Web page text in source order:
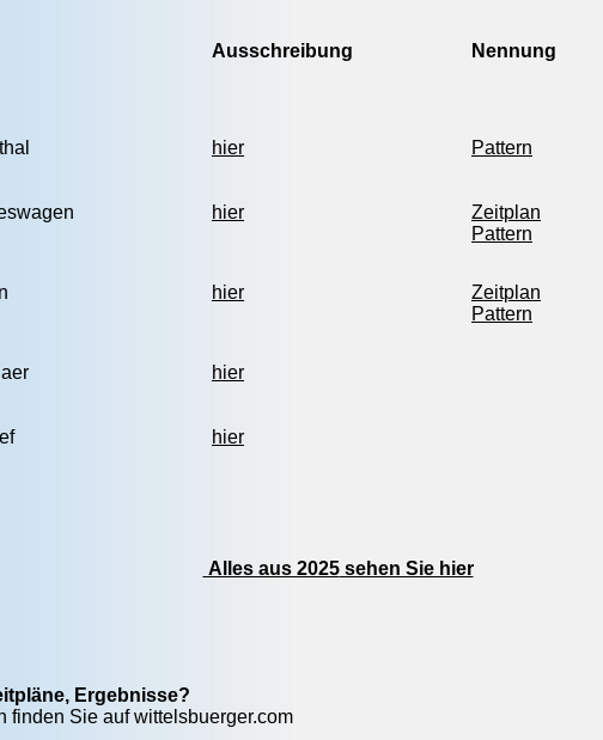
Ausschreibung Nennung
hier Pattern
hier
Zeitplan
Pattern
hier
Zeitplan
Pattern
hier
hier
Alles aus 2025sehen Sie hier
Ergebnisse?
finden Sie auf wittelsbuerger.com